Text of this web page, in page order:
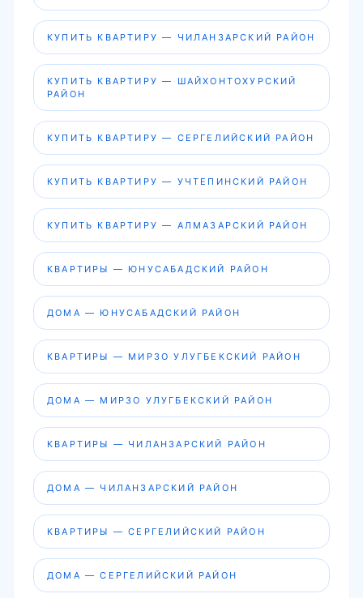
КУПИТЬ КВАРТИРУ — ЧИЛАНЗАРСКИЙ РАЙОН
КУПИТЬ КВАРТИРУ — ШАЙХОНТОХУРСКИЙ
РАЙОН
КУПИТЬ КВАРТИРУ — СЕРГЕЛИЙСКИЙ РАЙОН
КУПИТЬ КВАРТИРУ — УЧТЕПИНСКИЙ РАЙОН
КУПИТЬ КВАРТИРУ — АЛМАЗАРСКИЙ РАЙОН
КВАРТИРЫ — ЮНУСАБАДСКИЙ РАЙОН
ДОМА — ЮНУСАБАДСКИЙ РАЙОН
КВАРТИРЫ — МИРЗО УЛУГБЕКСКИЙ РАЙОН
ДОМА — МИРЗО УЛУГБЕКСКИЙ РАЙОН
КВАРТИРЫ — ЧИЛАНЗАРСКИЙ РАЙОН
ДОМА — ЧИЛАНЗАРСКИЙ РАЙОН
КВАРТИРЫ — СЕРГЕЛИЙСКИЙ РАЙОН
ДОМА — СЕРГЕЛИЙСКИЙ РАЙОН